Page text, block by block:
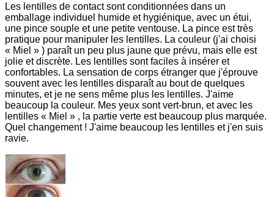
Les lentilles de contact sont conditionnées dans un
emballage individuel humide et hygiénique, avec un étui,
une pince souple et une petite ventouse. La pince est très
pratique pour manipuler les lentilles. La couleur (j'ai choisi
« Miel » ) paraît un peu plus jaune que prévu, mais elle est
jolie et discrète. Les lentilles sont faciles à insérer et
confortables. La sensation de corps étranger que j'éprouve
souvent avec les lentilles disparaît au bout de quelques
minutes, et je ne sens même plus les lentilles. J'aime
beaucoup la couleur. Mes yeux sont vert-brun, et avec les
lentilles « Miel » , la partie verte est beaucoup plus marquée.
Quel changement ! J'aime beaucoup les lentilles et j'en suis
ravie.